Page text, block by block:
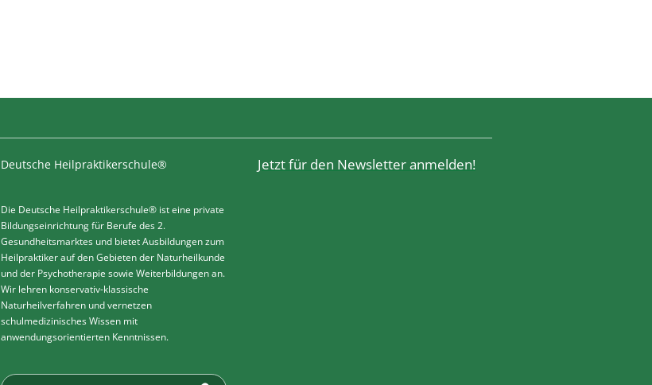
Deutsche Heilpraktikerschule®
Die Deutsche Heilpraktikerschule® ist eine private
Bildungseinrichtung für Berufe des 2.
Gesundheitsmarktes und bietet Ausbildungen zum
Heilpraktiker auf den Gebieten der Naturheilkunde
und der Psychotherapie sowie Weiterbildungen an.
Wir lehren konservativ-klassische
Naturheilverfahren und vernetzen
schulmedizinisches Wissen mit
anwendungsorientierten Kenntnissen.
Jetzt für den Newsletter anmelden!